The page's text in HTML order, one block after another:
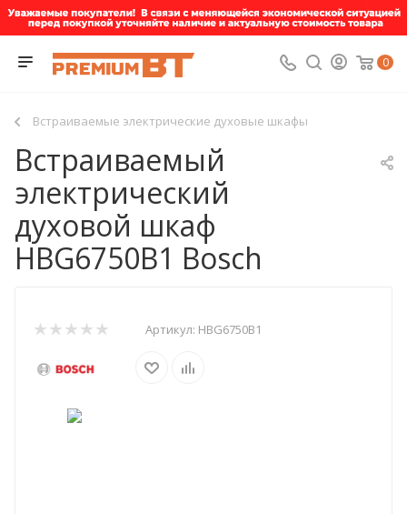
0
Встраиваемые электрические духовые шкафы
Встраиваемый
электрический
духовой шкаф
HBG6750B1 Bosch
Артикул: HBG6750B1